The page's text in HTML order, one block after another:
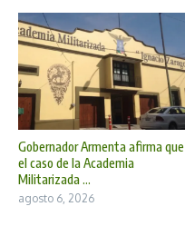
Gobernador Armenta afirma que
el caso de la Academia
Militarizada ...
agosto 6, 2026